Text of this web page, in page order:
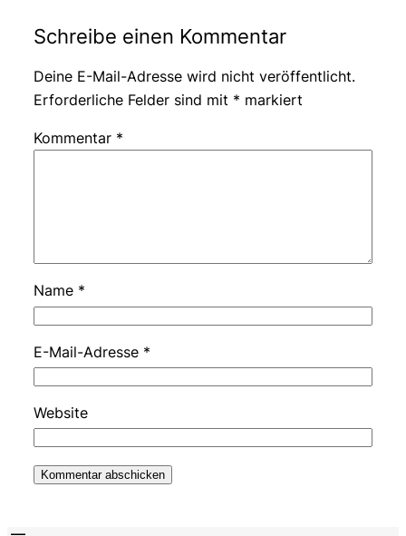
Schreibe einen Kommentar
Deine E-Mail-Adresse wird nicht veröffentlicht.
Erforderliche Felder sind mit * markiert
Kommentar *
Name *
E-Mail-Adresse *
Website